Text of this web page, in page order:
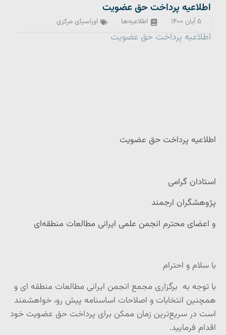
اطلاعیه پرداخت حق عضویت
۵ آبان ۱۴۰۰ اطلاعیه‌ها اوراسیای مرکزی
اطلاعیه پرداخت حق عضویت
اطلاعیه پرداخت حق عضویت
استادان گرامی
پژوهشگران ارجمند
و اعضای محترم انجمن علمی ایرانی مطالعات منطقه‌ای
با سلام و احترام
با توجه به برگزاری مجمع انجمن ایرانی مطالعات منطقه ای و
همچنین انتخابات و اصلاحات اساسنامه پیش رو، خواهشمند
است در سریع‌ترین زمان ممکن برای پرداخت حق عضویت خود
اقدام فرمایید.